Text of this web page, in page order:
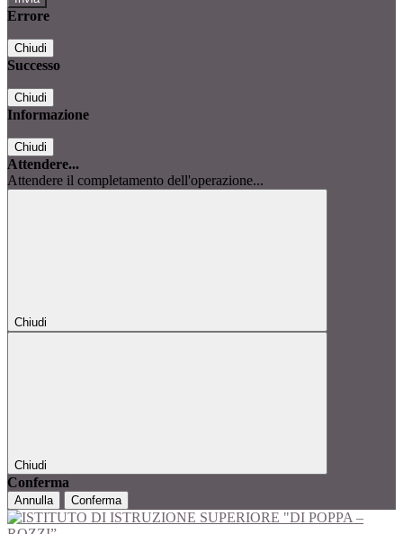
Errore
Chiudi
Successo
Chiudi
Informazione
Chiudi
Attendere...
Attendere il completamento dell'operazione...
Chiudi
Chiudi
Conferma
Annulla Conferma